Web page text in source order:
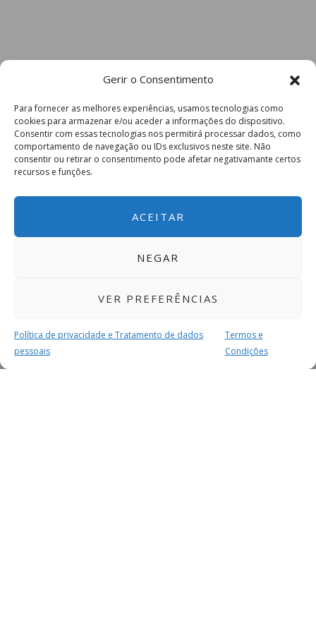
Gerir o Consentimento
Para fornecer as melhores experiências, usamos tecnologias como
cookies para armazenar e/ou aceder a informações do dispositivo.
Consentir com essas tecnologias nos permitirá processar dados, como
comportamento de navegação ou IDs exclusivos neste site. Não
consentir ou retirar o consentimento pode afetar negativamante certos
recursos e funções.
ACEITAR
NEGAR
VER PREFERÊNCIAS
Política de privacidade e Tratamento de dados
pessoais
Termos e
Condições